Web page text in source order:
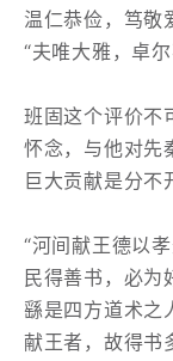
温仁恭俭，笃敬
“夫唯大雅，卓
班固这个评价不
怀念，与他对先
巨大贡献是分不
“河间献王德以
民得善书，必为
繇是四方道术之
献王者，故得书